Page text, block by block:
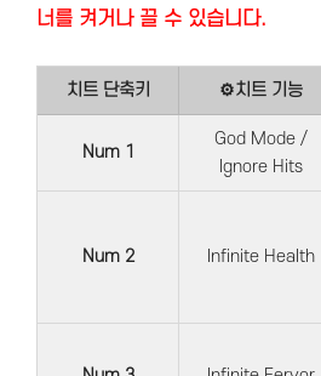
너를 켜거나 끌 수 있습니다.
치트 단축키 ⚙치트 기능
Num 1
God Mode /
Ignore Hits
Num 2 Infinite Health